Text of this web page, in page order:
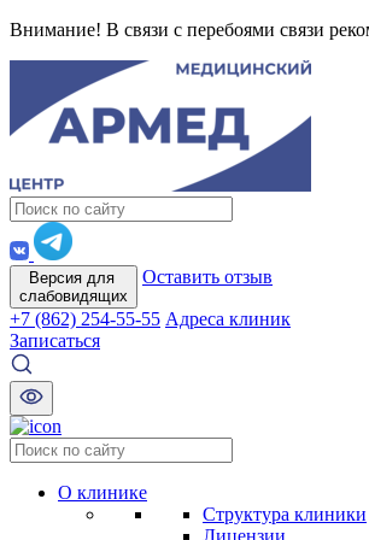
Внимание! В связи с перебоями связи
Версия для
слабовидящих
Оставить отзыв
+7 (862) 254-55-55 Адреса клиник
Записаться
О клинике
Структура клиники
Лицензии